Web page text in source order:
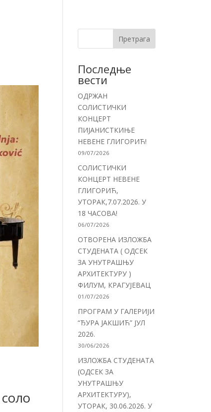
Претрага
Последње
вести
ОДРЖАН
СОЛИСТИЧКИ
КОНЦЕРТ
ПИЈАНИСТКИЊЕ
НЕВЕНЕ ГЛИГОРИЋ!
09/07/2026
СОЛИСТИЧКИ
КОНЦЕРТ НЕВЕНЕ
ГЛИГОРИЋ,
УТОРАК,7.07.2026. У
18 ЧАСОВА!
06/07/2026
ОТВОРЕНА ИЗЛОЖБА
СТУДЕНАТА ( ОДСЕК
ЗА УНУТРАШЊУ
АРХИТЕКТУРУ )
ФИЛУМ, КРАГУЈЕВАЦ
01/07/2026
ПРОГРАМ У ГАЛЕРИЈИ
“ЂУРА ЈАКШИЋ” ЈУЛ
2026.
30/06/2026
ИЗЛОЖБА СТУДЕНАТА
(ОДСЕК ЗА
УНУТРАШЊУ
АРХИТЕКТУРУ),
УТОРАК, 30.06.2026. У